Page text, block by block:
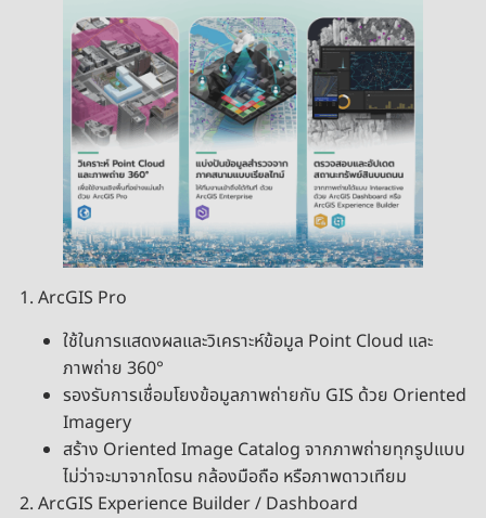
1. ArcGIS Pro
ใช้ในการแสดงผลและวิเคราะห์ข้อมูล Point Cloud และ
ภาพถ่าย 360°
รองรับการเชื่อมโยงข้อมูลภาพถ่ายกับ GIS ด้วย Oriented
Imagery
สร้าง Oriented Image Catalog จากภาพถ่ายทุกรูปแบบ
ไม่ว่าจะมาจากโดรน กล้องมือถือ หรือภาพดาวเทียม
2. ArcGIS Experience Builder / Dashboard